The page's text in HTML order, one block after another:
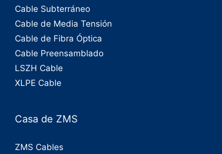
Cable Subterráneo
Cable de Media Tensión
Cable de Fibra Óptica
Cable Preensamblado
LSZH Cable
XLPE Cable
Casa de ZMS
ZMS Cables